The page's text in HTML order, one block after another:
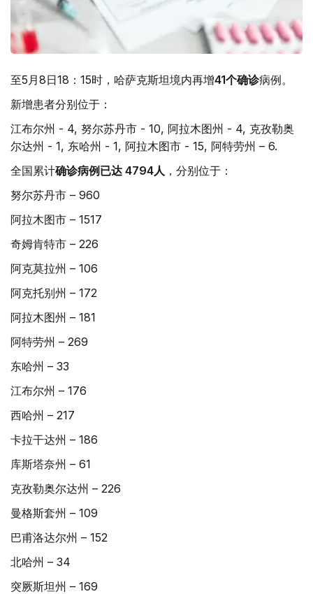
至5月8日18​：15时，哈萨克斯坦境内再增41个确诊病例​。
新增患者分别位于​：
江布尔州 - 4, 努尔苏丹市 - 10, 阿拉木图州 - 4, 克孜勒奥
尔达州 - 1, 东哈州 - 1, 阿拉木图市 - 15, 阿特劳州 – 6.
全国累计确诊病例已达 4794人 ，分别位于：
努尔苏丹市 – 960
阿拉木图市 – 1517
奇姆肯特市 – 226
阿克莫拉州 – 106
阿克托别州 – 172
阿拉木图州 – 181
阿特劳州 – 269
东哈州 – 33
江布尔州 – 176
西哈州 – 217
卡拉干达州 – 186
库斯塔奈州 – 61
克孜勒奥尔达州 – 226​
曼格斯套州 – 109
巴甫洛达尔州 – 152
北哈州 – 34
突厥斯坦州 – 169